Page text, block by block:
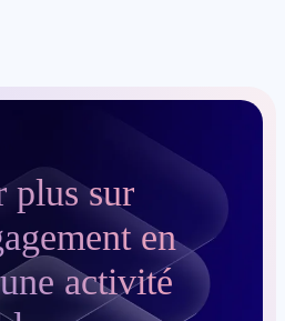
plus sur
en
activité